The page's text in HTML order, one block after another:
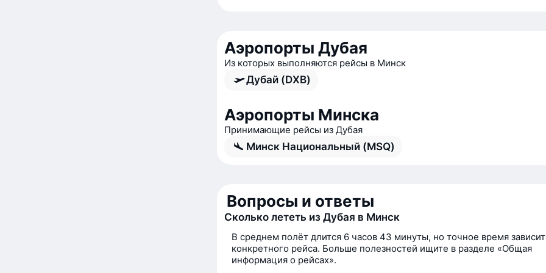
Аэропорты Дубая
Из которых выполняются рейсы в Минск
Дубай (DXB)
Аэропорты Минска
Принимающие рейсы из Дубая
Минск Национальный (MSQ)
Вопросы и ответы
Сколько лететь из Дубая в Минск
В среднем полёт длится 6 часов 43 минуты, но точное время
конкретного рейса. Больше полезностей ищите в разделе «Общая
информация о рейсах».